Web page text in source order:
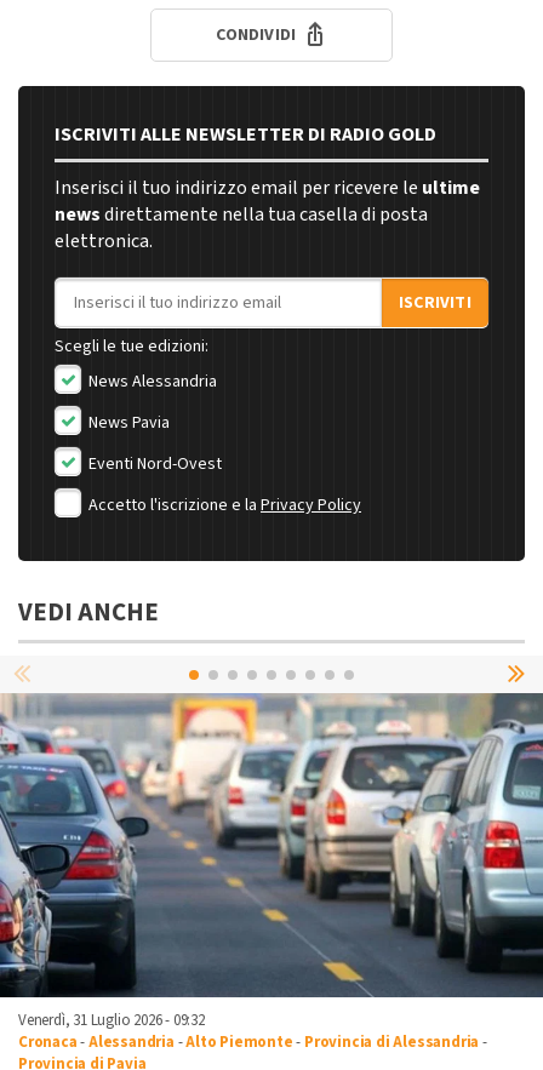
CONDIVIDI
ISCRIVITI ALLE NEWSLETTER DI RADIO GOLD
Inserisci il tuo indirizzo email per ricevere le ultime
newsdirettamente nella tua casella di posta
elettronica.
Indirizzo email
ISCRIVITI
Scegli le tue edizioni:
News Alessandria
News Pavia
Eventi Nord-Ovest
Accetto l'iscrizione e la Privacy Policy
VEDI ANCHE
Venerdì, 31 Luglio 2026 - 09:32
Cronaca-Alessandria -Alto Piemonte- Provincia di Alessandria -
Provincia di Pavia